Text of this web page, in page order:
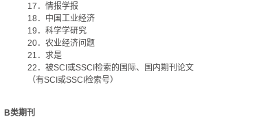
17 ．情报学报
18 ．中国工业经济
19 ．科学学研究
20．农业经济问题
21 ．求是
22 ．被SCI或SSCI检索的国际、国内期刊论文
（有SCI或SSCI检索号）
B类期刊